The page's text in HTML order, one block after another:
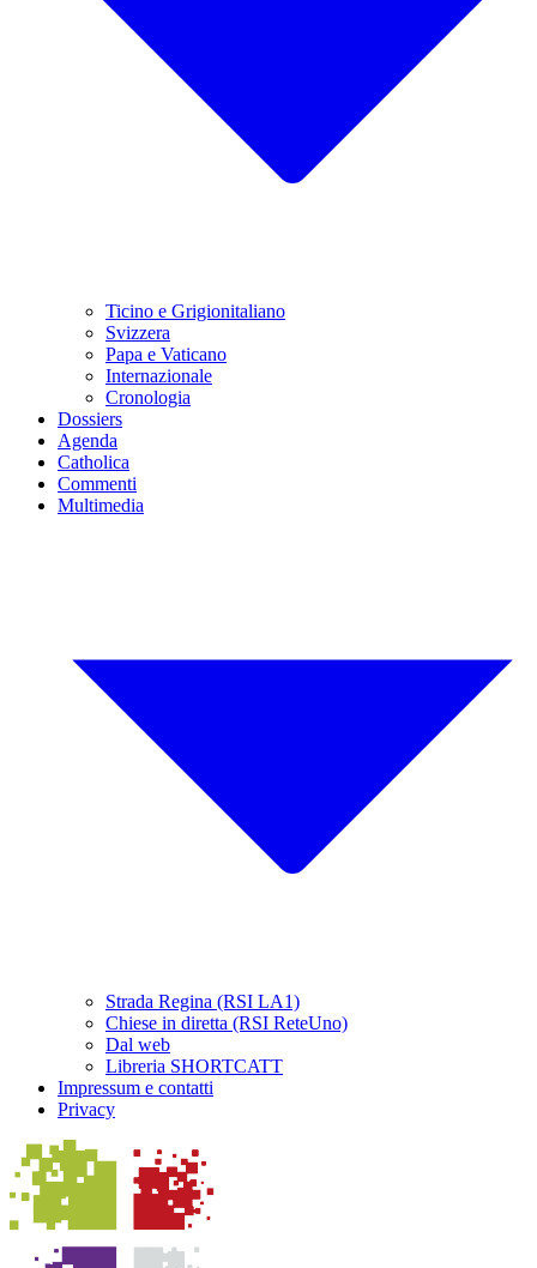
Ticino e Grigionitaliano
Svizzera
Papa e Vaticano
Internazionale
Cronologia
Dossiers
Agenda
Catholica
Commenti
Multimedia
Strada Regina (RSI LA1)
Chiese in diretta (RSI ReteUno)
Dal web
Libreria SHORTCATT
Impressum e contatti
Privacy